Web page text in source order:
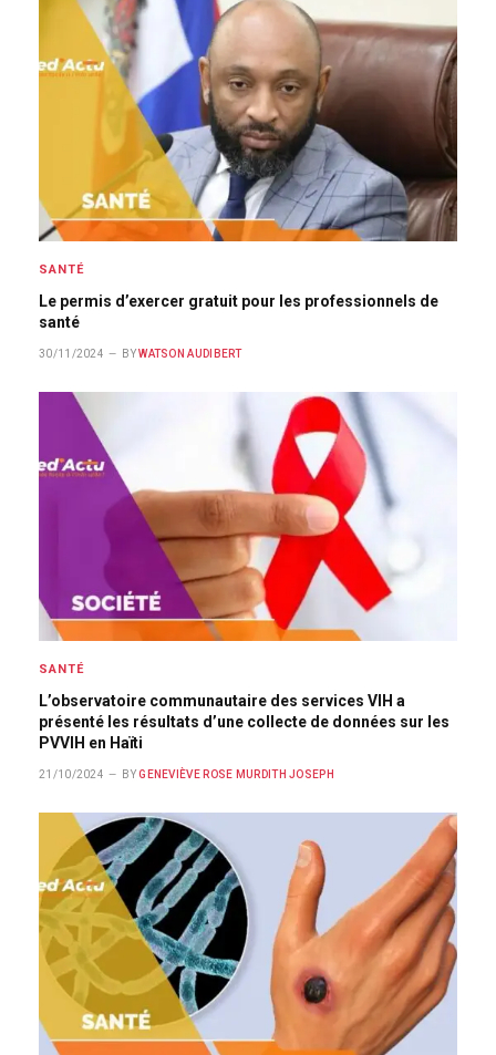
SANTÉ
Le permis d’exercer gratuit pour les professionnels de
santé
30/11/2024 BY WATSON AUDIBERT
SANTÉ
L’observatoire communautaire des services VIH a
présenté les résultats d’une collecte de données sur les
PVVIH en Haïti
21/10/2024 BY GENEVIÈVE ROSE MURDITH JOSEPH